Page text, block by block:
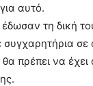
αυτό.
τη δική
σε
πρέπει να έχει